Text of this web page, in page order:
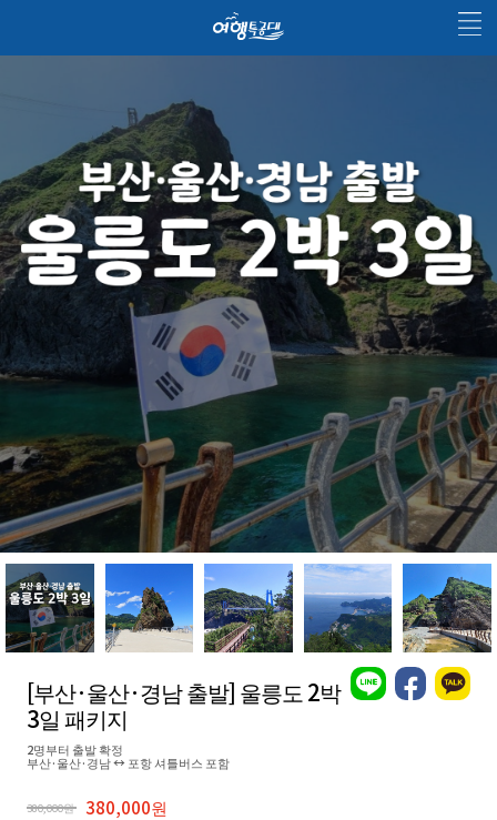
[부산·울산·경남 출발] 울릉도 2박
3일 패키지
2명부터 출발 확정
부산·울산·경남 ↔ 포항 셔틀버스 포함
380,000원 380,000원